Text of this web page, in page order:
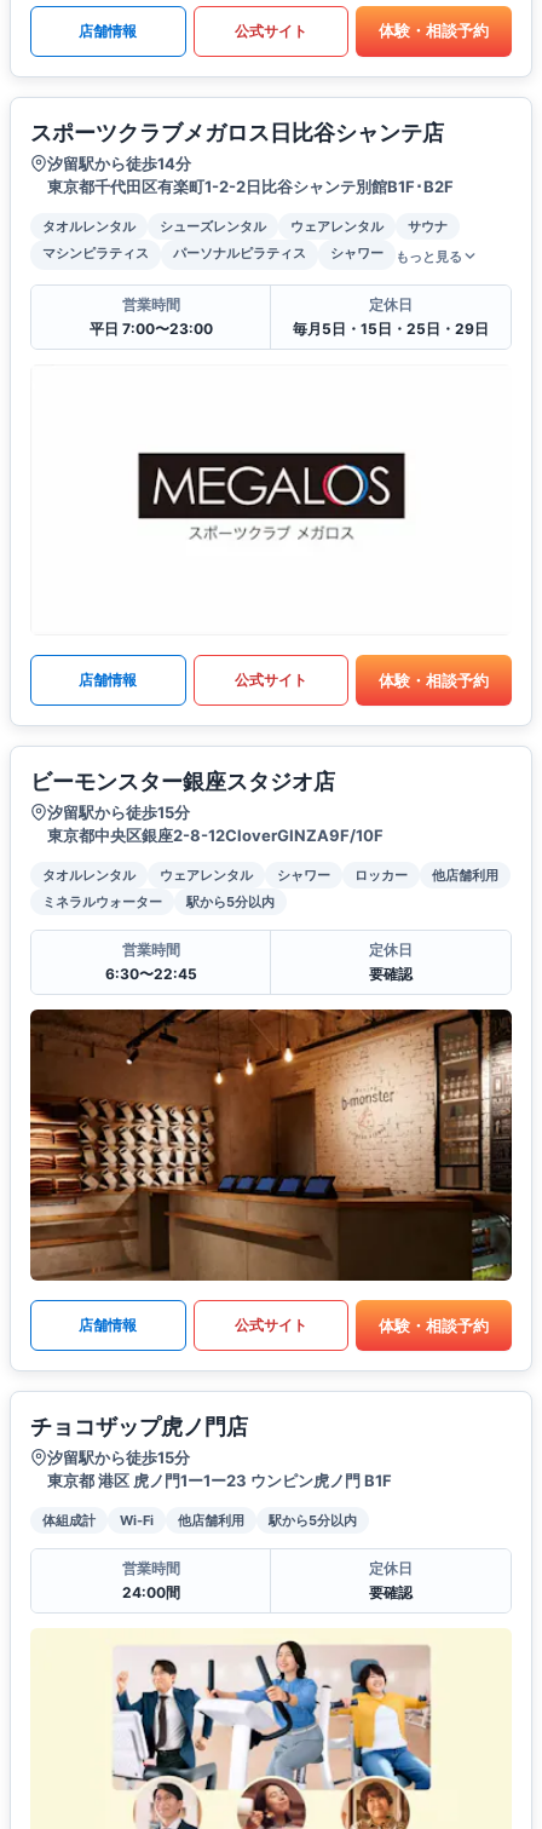
店舗情報 公式サイト 体験・相談予約
スポーツクラブメガロス日比谷シャンテ店
汐留駅から徒歩14分
東京都千代田区有楽町1-2-2日比谷シャンテ別館B1F･B2F
タオルレンタル シューズレンタル ウェアレンタル
サウナ
マシンピラティス
パーソナルピラティス シャワー もっと見る
営業時間
平日 7:00〜23:00
定休日
毎月5日・15日・25日・29日
店舗情報 公式サイト 体験・相談予約
ビーモンスター銀座スタジオ店
汐留駅から徒歩15分
東京都中央区銀座2-8-12CloverGINZA9F/10F
タオルレンタル ウェアレンタル シャワー ロッカー
他店舗利用
ミネラルウォーター
駅から5分以内
営業時間
6:30〜22:45
定休日
要確認
店舗情報 公式サイト 体験・相談予約
チョコザップ虎ノ門店
汐留駅から徒歩15分
東京都 港区 虎ノ門1ー1ー23 ウンピン虎ノ門 B1F
体組成計 Wi-Fi 他店舗利用 駅から5分以内
営業時間
24:00間
定休日
要確認